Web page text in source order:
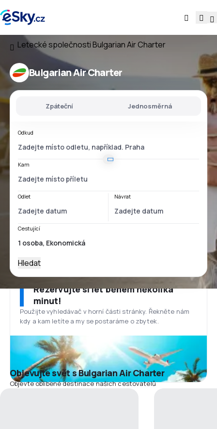
Letecké společnostiBulgarian Air Charter
Bulgarian Air Charter
Zpáteční Jednosměrná
Odkud
Kam
Odlet Návrat
Cestující
Hledat
Rezervujte si let během několika
minut!
Použijte vyhledávač v horní části stránky. Řekněte nám
kdy a kam letíte a my se postaráme o zbytek.
Objevujte svět s Bulgarian Air Charter
Objevte oblíbené destinace našich cestovatelů